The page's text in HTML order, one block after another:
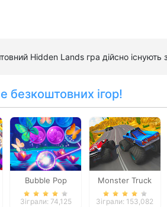
Hidden Lands гра дійсно
безкоштовних ігор!
Bubble Pop
Butterfly
Зіграли: 74,125
Monster Truck
Extreme Racing
Зіграли: 153,082